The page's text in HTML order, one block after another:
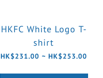
HKFC White Logo T-
shirt
HK$231.00 ~ HK$253.00